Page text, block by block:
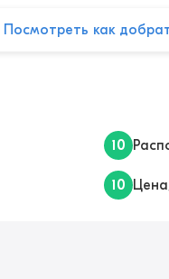
Посмотреть как
10
10